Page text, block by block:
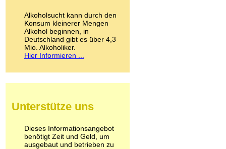
LSD
Marihuana
Medikamente
Meskalin
Metamphetamin
Methadon
Pilze
Psychopharmaka
Schlafmittel
Schmerzmittel
Alkoholsucht kann durch den
Konsum kleinerer Mengen
Alkohol beginnen, in
Deutschland gibt es über 4,3
Mio. Alkoholiker.
Hier Informieren ...
Unterstütze uns
Dieses Informationsangebot
benötigt Zeit und Geld, um
ausgebaut und betrieben zu